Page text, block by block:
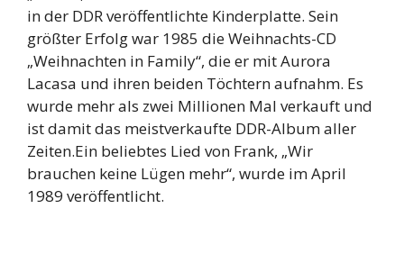
in der DDR veröffentlichte Kinderplatte. Sein
größter Erfolg war 1985 die Weihnachts-CD
„Weihnachten in Family“, die er mit Aurora
Lacasa und ihren beiden Töchtern aufnahm. Es
wurde mehr als zwei Millionen Mal verkauft und
ist damit das meistverkaufte DDR-Album aller
Zeiten.Ein beliebtes Lied von Frank, „Wir
brauchen keine Lügen mehr“, wurde im April
1989 veröffentlicht.